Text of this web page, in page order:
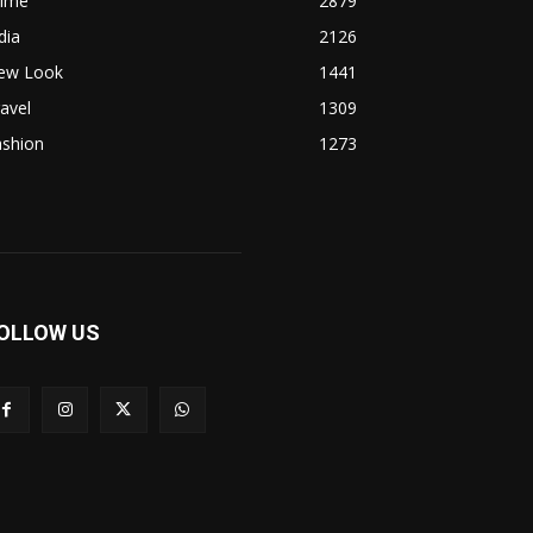
2126
Look
1441
1309
1273
US